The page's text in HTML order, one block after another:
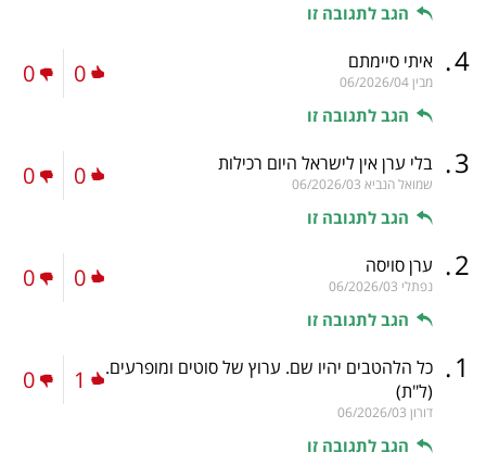
הגב לתגובה זו
4
. איתי סיימתם
מבין06/2026/04
הגב לתגובה זו
0
0
3
. בלי ערן אין לישראל היום רכילות
שמואל הנביא 06/2026/03
הגב לתגובה זו
0
0
2
. ערן סויסה
נפתלי 06/2026/03
הגב לתגובה זו
0
0
1
. כל הלהטבים יהיו שם. ערוץ של סוטים ומופרעים.
(ל"ת)
דורון 06/2026/03
הגב לתגובה זו
1
0